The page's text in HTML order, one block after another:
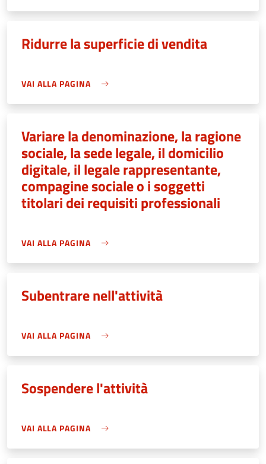
Ridurre la superficie di vendita
VAI ALLA PAGINA
Variare la denominazione, la ragione
sociale, la sede legale, il domicilio
digitale, il legale rappresentante,
compagine sociale o i soggetti
titolari dei requisiti professionali
VAI ALLA PAGINA
Subentrare nell'attività
VAI ALLA PAGINA
Sospendere l'attività
VAI ALLA PAGINA